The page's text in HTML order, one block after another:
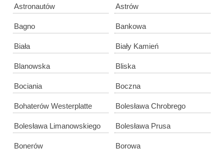
Astronautów Astrów
Bagno Bankowa
Biała Biały Kamień
Blanowska Bliska
Bociania Boczna
Bohaterów Westerplatte Bolesława Chrobrego
Bolesława Limanowskiego Bolesława Prusa
Bonerów Borowa